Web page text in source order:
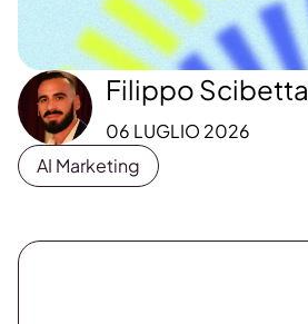
Filippo Scibetta
06 LUGLIO 2026
AI Marketing